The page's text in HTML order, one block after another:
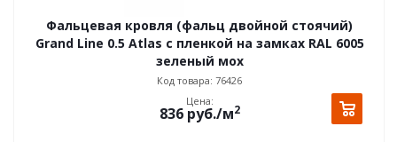
Фальцевая кровля (фальц двойной стоячий)
Grand Line 0.5 Atlas с пленкой на замках RAL 6005
зеленый мох
Код товара: 76426
Цена:
836руб./м2